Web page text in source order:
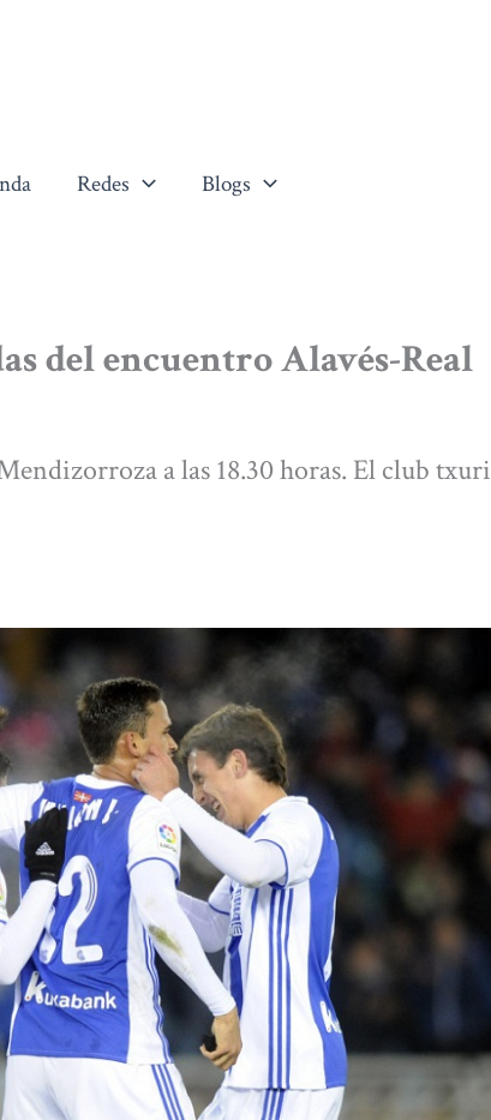
Redes Blogs
del encuentro Alavés-Real
a las 18.30 horas. El club txuri